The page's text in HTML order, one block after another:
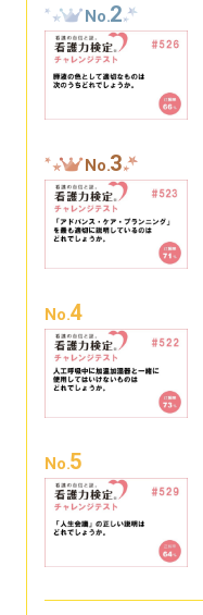
No.2
No.3
No.4
No.5